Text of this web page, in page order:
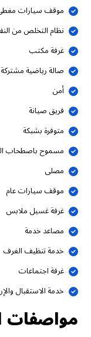
موقف سيارات
نظام التخلص من
غرفة مكتب
صالة رياضية مشتركة
أمن
فريق صيانة
متوفرة بشبكة
مسموح باصطحاب
مصلى
موقف سيارات عام
غرفة غسيل ملابس
مصاعد خدمة
خدمة تنظيف الغرف
غرفة اجتماعات
خدمة الاستقبال
مواصفات